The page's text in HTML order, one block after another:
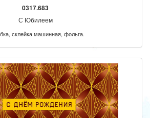
0317.683
С Юбилеем
склейка машинная, фольга.